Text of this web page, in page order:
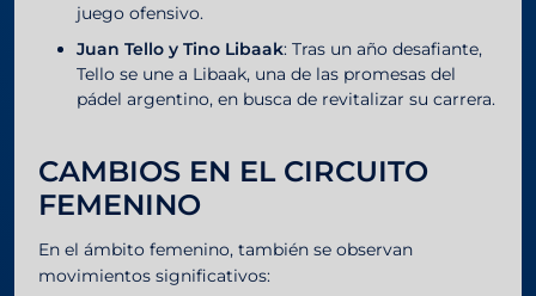
juego ofensivo.
Juan Tello y Tino Libaak: Tras un año desafiante,
Tello se une a Libaak, una de las promesas del
pádel argentino, en busca de revitalizar su carrera.
CAMBIOS EN EL CIRCUITO
FEMENINO
En el ámbito femenino, también se observan
movimientos significativos: